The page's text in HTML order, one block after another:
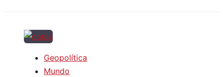
Geopolítica
Mundo